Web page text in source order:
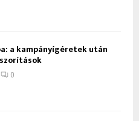
a kampányígéretek után
0